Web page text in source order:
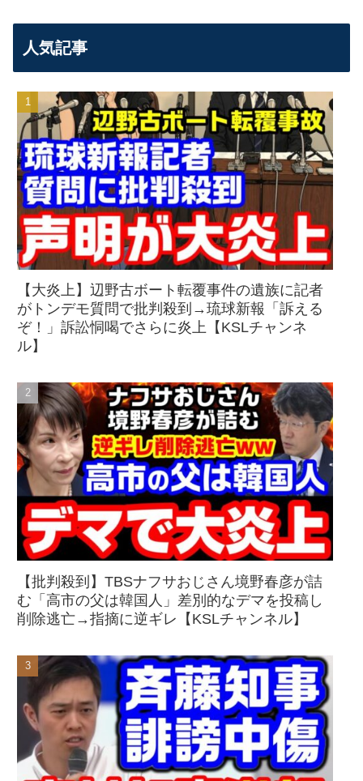
人気記事
【大炎上】辺野古ボート転覆事件の遺族に記者
がトンデモ質問で批判殺到→琉球新報「訴える
ぞ！」訴訟恫喝でさらに炎上【KSLチャンネ
ル】
【批判殺到】TBSナフサおじさん境野春彦が詰
む「高市の父は韓国人」差別的なデマを投稿し
削除逃亡→指摘に逆ギレ【KSLチャンネル】